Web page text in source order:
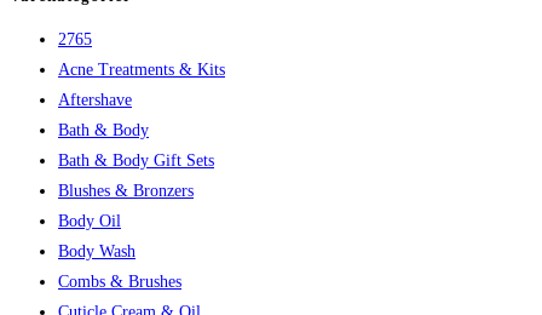
2765
Acne Treatments & Kits
Aftershave
Bath & Body
Bath & Body Gift Sets
Blushes & Bronzers
Body Oil
Body Wash
Combs & Brushes